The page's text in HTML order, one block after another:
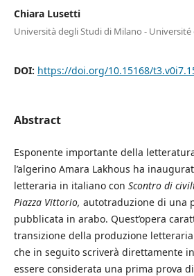
Chiara Lusetti
Università degli Studi di Milano -
DOI: https://doi.org/10.15168/
Abstract
Esponente importante della
l’algerino Amara Lakhous ha
letteraria in italiano con Scontro di
Piazza Vittorio, autotraduzione di una
pubblicata in arabo. Quest’opera
transizione della produzione
che in seguito scriverà direttamente
essere considerata una prima prova